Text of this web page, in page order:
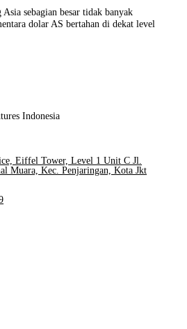
sebagian besar tidak banyak
dolar AS bertahan di dekat level
Indonesia
Eiffel Tower, Level 1 Unit C Jl.
Muara, Kec. Penjaringan, Kota Jkt